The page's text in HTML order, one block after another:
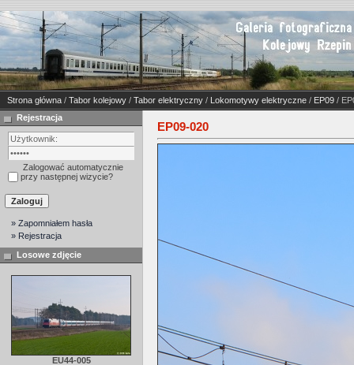
Strona główna / Tabor kolejowy / Tabor elektryczny / Lokomotywy elektryczne / EP09 /
Rejestracja
Zalogować automatycznie
przy następnej wizycie?
» Zapomniałem hasła
» Rejestracja
Losowe zdjęcie
EU44-005
EP09-020